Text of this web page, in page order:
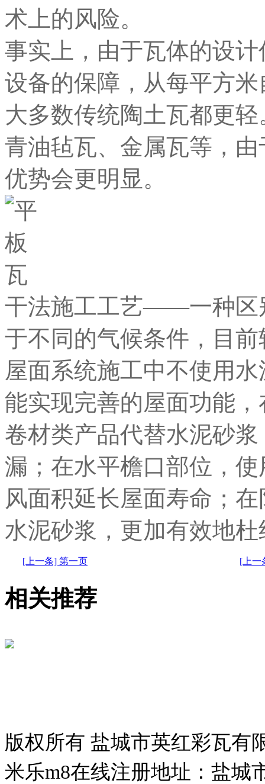
术上的风险。
事实上，由于瓦体的设
设备的保障，从每平方
大多数传统陶土瓦都更
青油毡瓦、金属瓦等，
优势会更明显。
干法施工工艺——一种区
于不同的气候条件，目
屋面系统施工中不使用
能实现完善的屋面功能
卷材类产品代替水泥砂
漏；在水平檐口部位，
风面积延长屋面寿命；
水泥砂浆，更加有效地
[上一条] 第一页 [上一
相关推荐
版权所有 盐城市英红彩瓦有
米乐m8在线注册地址：盐城